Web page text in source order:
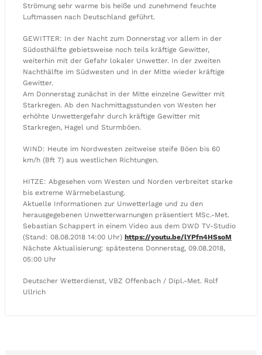
Strömung sehr warme bis heiße und zunehmend feuchte
Luftmassen nach Deutschland geführt.
GEWITTER: In der Nacht zum Donnerstag vor allem in der
Südosthälfte gebietsweise noch teils kräftige Gewitter,
weiterhin mit der Gefahr lokaler Unwetter. In der zweiten
Nachthälfte im Südwesten und in der Mitte wieder kräftige
Gewitter.
Am Donnerstag zunächst in der Mitte einzelne Gewitter mit
Starkregen. Ab den Nachmittagsstunden von Westen her
erhöhte Unwettergefahr durch kräftige Gewitter mit
Starkregen, Hagel und Sturmböen.
WIND: Heute im Nordwesten zeitweise steife Böen bis 60
km/h (Bft 7) aus westlichen Richtungen.
HITZE: Abgesehen vom Westen und Norden verbreitet starke
bis extreme Wärmebelastung.
Aktuelle Informationen zur Unwetterlage und zu den
herausgegebenen Unwetterwarnungen präsentiert MSc.-Met.
Sebastian Schappert in einem Video aus dem DWD TV-Studio
(Stand: 08.08.2018 14:00 Uhr) https://youtu.be/lYPfn4HSsoM
Nächste Aktualisierung: spätestens Donnerstag, 09.08.2018,
05:00 Uhr
Deutscher Wetterdienst, VBZ Offenbach / Dipl.-Met. Rolf
Ullrich